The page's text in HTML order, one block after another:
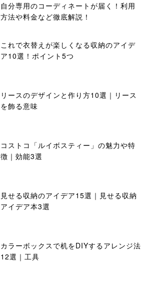
自分専用のコーディネートが届く！利用
方法や料金など徹底解説！
これで衣替えが楽しくなる収納のアイデ
ア10選！ポイント5つ
リースのデザインと作り方10選｜リース
を飾る意味
コストコ「ルイボスティー」の魅力や特
徴｜効能3選
見せる収納のアイデア15選｜見せる収納
アイデア本3選
カラーボックスで机をDIYするアレンジ法
12選｜工具